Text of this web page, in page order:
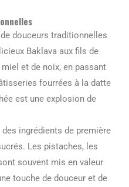
douceurs traditionnelles
Baklava aux fils de
et de noix, en passant
fourrées à la datte
est une explosion de
ingrédients de première
Les pistaches, les
souvent mis en valeur
touche de douceur et de